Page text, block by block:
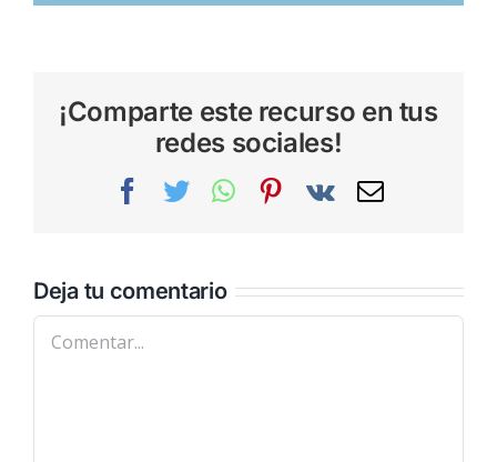
¡Comparte este recurso en tus
redes sociales!
Facebook
TwitterWhatsAppPinterest
Vk
Correo
Deja tu comentario
Comentar